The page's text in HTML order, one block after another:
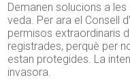
Demanen solucions a
veda. Per ara el Consell
permisos extraordinaris
registrades, perquè per
estan protegides. La
invasora.